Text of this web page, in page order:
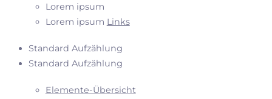
Lorem ipsum
Lorem ipsum Links
Standard Aufzählung
Standard Aufzählung
Elemente-Übersicht